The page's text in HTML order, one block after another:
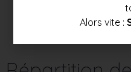
Alors vite :